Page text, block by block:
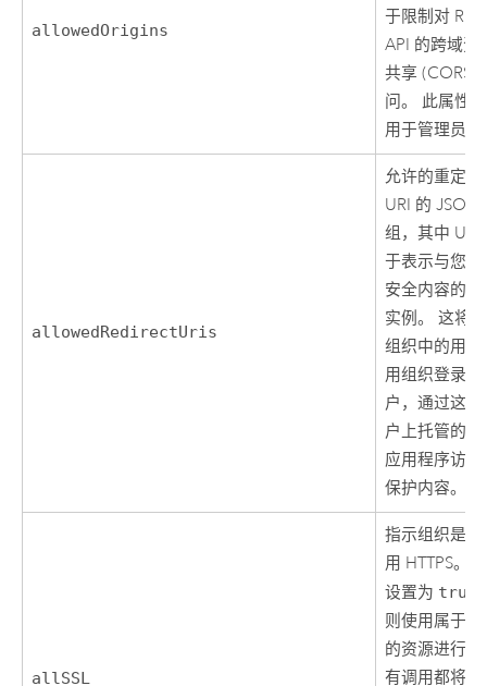
allowedOrigins
于限制对
API 的跨域资
共享 (CORS)
问。 此属性
用于管理员。
allowedRedirectUris
允许的重定向
URI 的 JSON
组，其中 URI
于表示与您共
安全内容的门
实例。 这将
组织中的用户
用组织登录账
户，通过这些
户上托管的
应用程序访问
保护内容。
allSSL
指示组织是否
用 HTTPS。
设置为 true
则使用属于组
的资源进行的
有调用都将需